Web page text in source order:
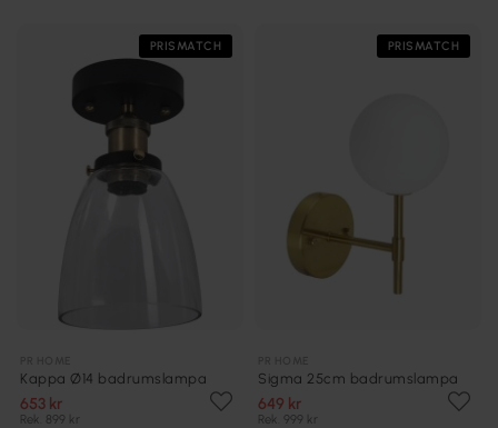
PRISMATCH
Kappa Ø14 badrumslampa
653 kr
Rek. 899 kr
PRISMATCH
Sigma 25cm badrumslampa
649 kr
Rek. 999 kr